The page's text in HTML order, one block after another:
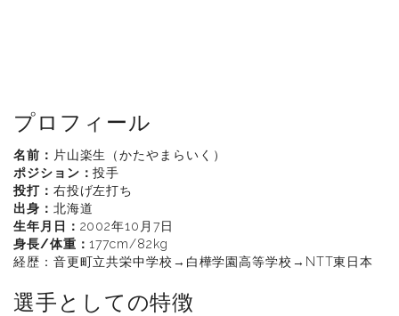
プロフィール
名前： 片山楽生（かたやまらいく）
ポジション：投手
投打： 右投げ左打ち
出身： 北海道
生年月日： 2002年10月7日
身長/体重：177cm/82kg
経歴：音更町立共栄中学校→白樺学園高等学校→NTT東日本
選手としての特徴